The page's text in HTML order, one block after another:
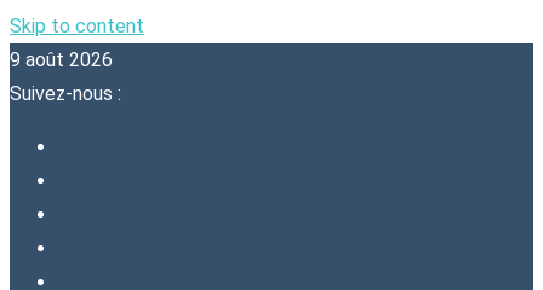
Skip to content
9 août 2026
Suivez-nous :